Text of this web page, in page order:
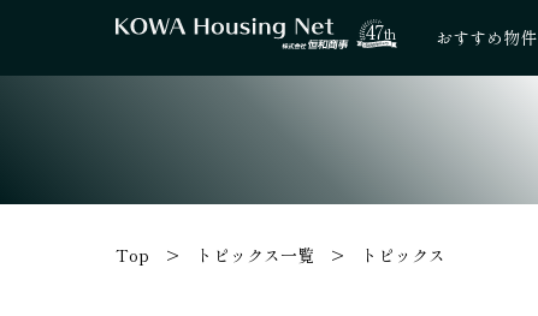
47th おすすめ物件
Top トピックス一覧 トピックス